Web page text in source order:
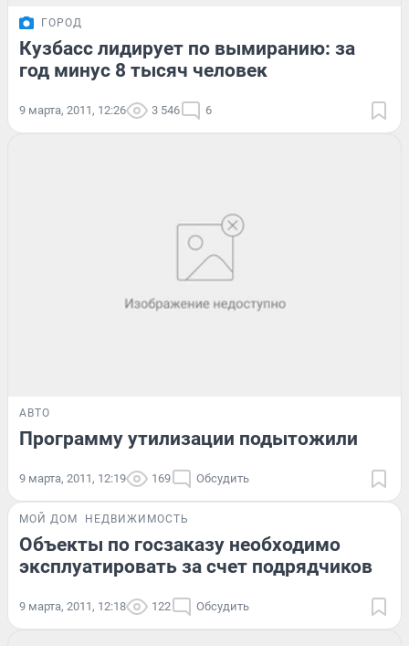
ГОРОД
Кузбасс лидирует по вымиранию: за
год минус 8 тысяч человек
9 марта, 2011, 12:26 3 546 6
АВТО
Программу утилизации подытожили
9 марта, 2011, 12:19 169 Обсудить
МОЙ ДОМ НЕДВИЖИМОСТЬ
Объекты по госзаказу необходимо
эксплуатировать за счет подрядчиков
9 марта, 2011, 12:18 122 Обсудить